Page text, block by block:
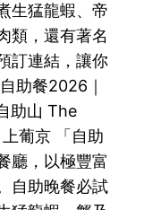
生猛龍蝦、帝
類，還有著名
訂連結，讓你
助餐2026｜
助山 The
葡京 「自助
廳，以極豐富
自助晚餐必試